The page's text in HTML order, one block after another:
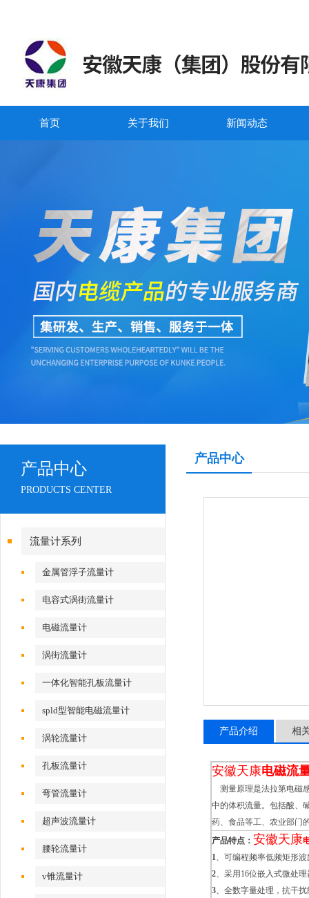
首页 关于我们 新闻动态
产品中心
PRODUCTS CENTER
流量计系列
金属管浮子流量计
电容式涡街流量计
电磁流量计
涡街流量计
一体化智能孔板流量计
spld型智能电磁流量计
涡轮流量计
孔板流量计
弯管流量计
超声波流量计
腰轮流量计
v锥流量计
产品中心
产品介绍 相
安徽天康电磁流
测量原理是法拉第电磁
中的体积流量。包括酸、
药、食品等工、农业部门
产品特点： 安徽天康
1、可编程频率低频矩形
2、采用16位嵌入式微处
3、全数字量处理，抗干